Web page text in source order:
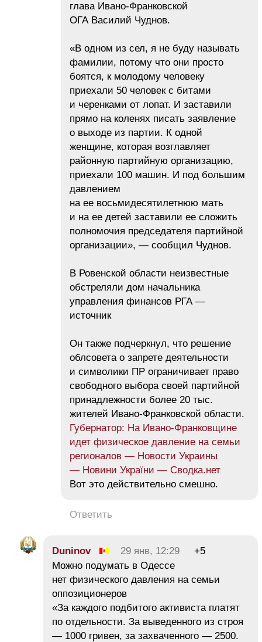
глава Ивано-Франковской
ОГА Василий Чуднов.
«В одном из сел, я не буду называть
фамилии, потому что они просто
боятся, к молодому человеку
приехали 50 человек с битами
и черенками от лопат. И заставили
прямо на коленях писать заявление
о выходе из партии. К одной
женщине, которая возглавляет
районную партийную организацию,
приехали 100 машин. И под большим
давлением
на ее восьмидесятилетнюю мать
и на ее детей заставили ее сложить
полномочия председателя партийной
организации», — сообщил Чуднов.
В Ровенской области неизвестные
обстреляли дом начальника
управления финансов РГА —
источник
Он также подчеркнул, что решение
облсовета о запрете деятельности
и символики ПР ограничивает право
свободного выбора своей партийной
принадлежности более 20 тыс.
жителей Ивано-Франковской области.
Губернатор: На Ивано-Франковщине
идет физическое давление на семьи
регионалов — Новости Украины
— Новини України — Сводка.нет
Вот это действительно смешно.
Ответить
Duninov 29 янв, 12:29
+5
Можно подумать в Одессе
нет физического давления на семьи
оппозиционеров
«За каждого подбитого активиста платят
по отдельности. За выведенного из строя
— 1000 гривен, за захваченного — 2500.